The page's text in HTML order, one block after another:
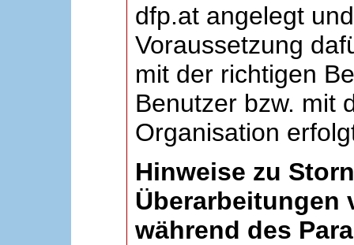
dfp.at angelegt
Voraussetzung
mit der richtigen
Benutzer bzw. mit
Organisation
Hinweise zu
Überarbeitungen
während des